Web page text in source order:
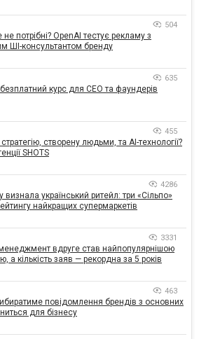
504
потрібні? OpenAI тестує рекламу з
ШІ-консультантом бренду
635
курс для CEO та фаундерів
455
створену людьми, та AI-технології?
SHOTS
4286
визнала український ритейл: три «Сільпо»
найкращих супермаркетів
3331
вдруге став найпопулярнішою
а кількість заяв — рекордна за 5 років
463
повідомлення брендів з основних
для бізнесу